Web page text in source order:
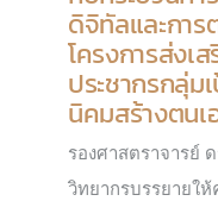
ดิจิทัลและการ
โครงการส่ง
ประชากรกลุ่ม
นิคมสร้างตน
รองศาสตราจารย์
วิทยากรบรรยายใ